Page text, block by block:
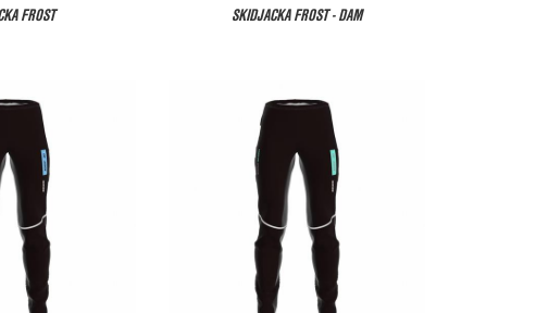
FROST SKIDJACKA FROST - DAM